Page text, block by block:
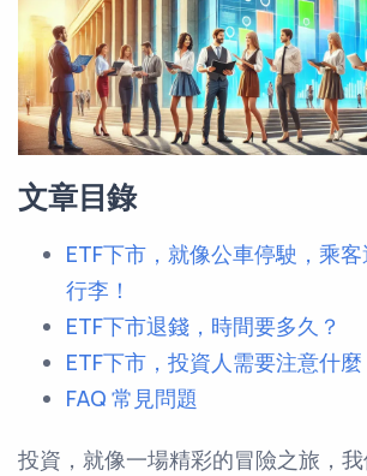
文章目錄
ETF下市，就像公車停駛，乘
行李！
ETF下市退錢，時間要多久？
ETF下市，投資人需要注意什麼
FAQ 常見問題
投資，就像一場精彩的冒險之旅，